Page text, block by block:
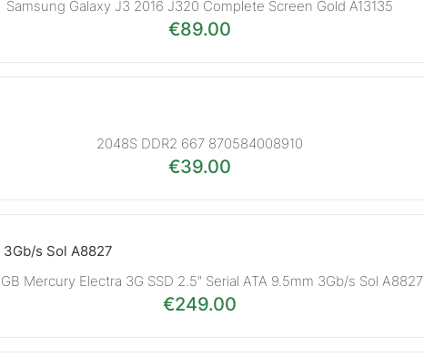
Samsung Galaxy J3 2016 J320 Complete Screen Gold A13135
€89.00
2048S DDR2 667 870584008910
€39.00
Mercury Electra 3G SSD 2.5″ Serial ATA 9.5mm 3Gb/s Sol A8827
€249.00